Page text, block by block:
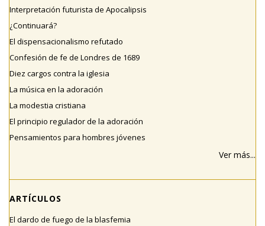
Interpretación futurista de Apocalipsis
¿Continuará?
El dispensacionalismo refutado
Confesión de fe de Londres de 1689
Diez cargos contra la iglesia
La música en la adoración
La modestia cristiana
El principio regulador de la adoración
Pensamientos para hombres jóvenes
Ver más...
ARTÍCULOS
El dardo de fuego de la blasfemia